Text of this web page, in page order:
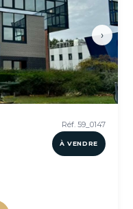
›
Réf. 59_0147
À VENDRE